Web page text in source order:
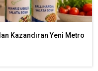
Kazandıran Yeni Metro